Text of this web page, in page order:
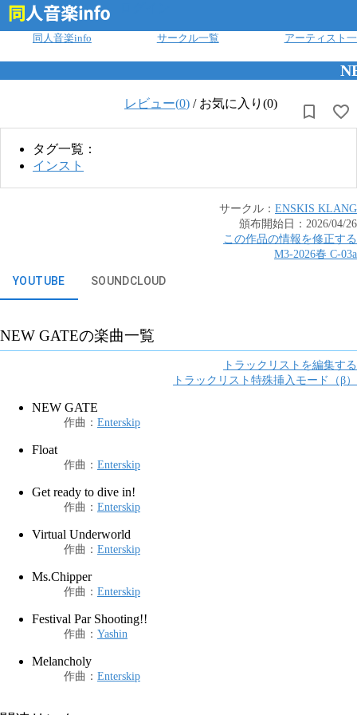
同人音楽info サークル一覧 アーティスト
レビュー(0) / お気に入り(0)
タグ一覧：
インスト
サークル： ENSKIS KLANG
頒布開始日： 2026/04/26
この作品の情報を修正する
M3-2026春 C-03a
YOUTUBE SOUNDCLOUD
NEW GATEの楽曲一覧
トラックリストを編集する
トラックリスト特殊挿入モード（β）
NEW GATE
作曲 ： Enterskip
Float
作曲 ： Enterskip
Get ready to dive in!
作曲 ： Enterskip
Virtual Underworld
作曲 ： Enterskip
Ms.Chipper
作曲 ： Enterskip
Festival Par Shooting!!
作曲 ： Yashin
Melancholy
作曲 ： Enterskip